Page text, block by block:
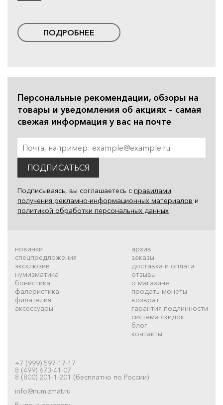
ПОДРОБНЕЕ
Персональные рекомендации, обзоры на
товары и уведомления об акциях – самая
свежая информация у вас на почте
ПОДПИСАТЬСЯ
Подписываясь, вы соглашаетесь с правилами
получения рекламно-информационных материалов и
политикой обработки персональных данных
новинки
спецпредложения
эксклюзив
нумизматика
бонистика
фалеристика
филателия
аксессуары
архив
заказы
доставка и оплата
отзывы
о магазине
продать монеты
возврат
гарантия подлинности
система скидок
блог
контакты
+7 (999) 597-17-17
8 (499) 673-41-07
8 (800) 201-1-201 (бесплатно по России)
info@numizmat.ru